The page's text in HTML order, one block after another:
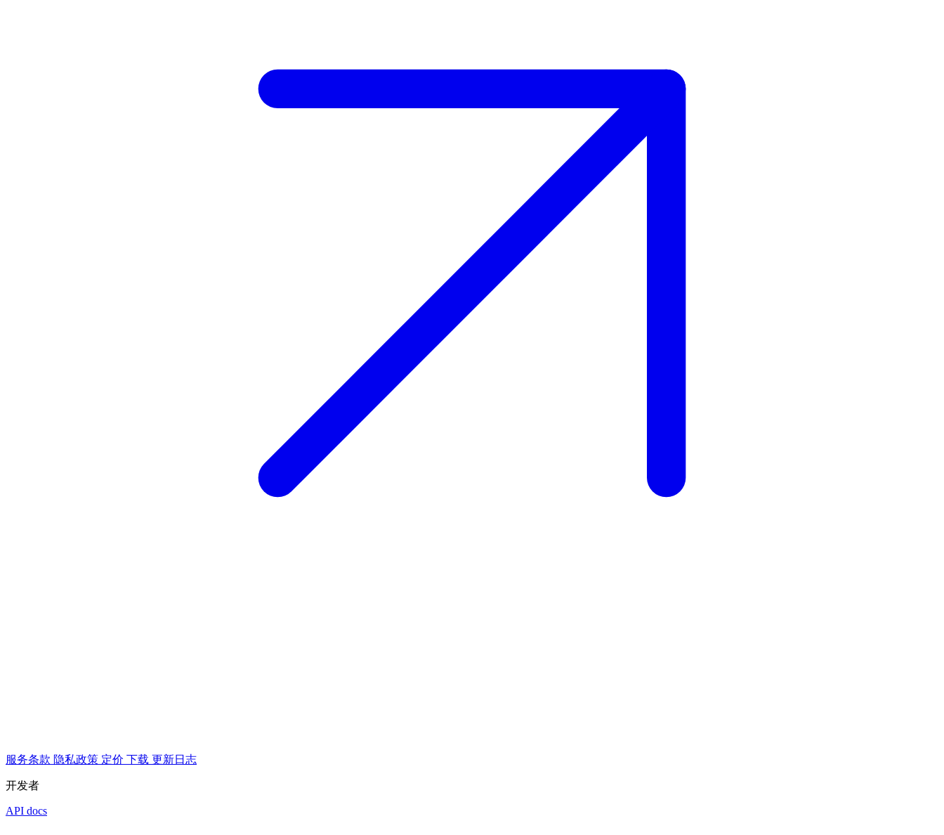
服务条款 隐私政策 定价 下载 更新日志
开发者
API docs